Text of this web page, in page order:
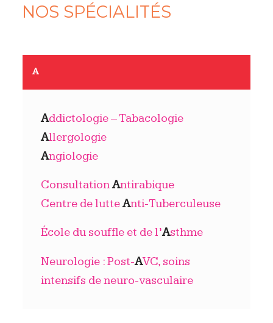
NOS SPÉCIALITÉS
A
Addictologie – Tabacologie
Allergologie
Angiologie
ConsultationAntirabique
Centre de lutteAnti-Tuberculeuse
École du souffle et de l’Asthme
Neurologie : Post-AVC, soins
intensifs de neuro-vasculaire